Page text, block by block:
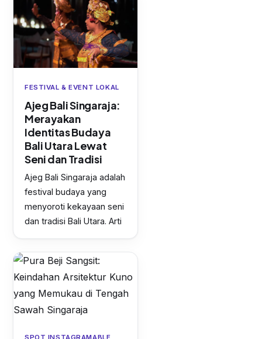
FESTIVAL & EVENT LOKAL
Ajeg Bali Singaraja:
Merayakan
Identitas Budaya
Bali Utara Lewat
Seni dan Tradisi
Ajeg Bali Singaraja adalah
festival budaya yang
menyoroti kekayaan seni
dan tradisi Bali Utara. Arti
SPOT INSTAGRAMABLE